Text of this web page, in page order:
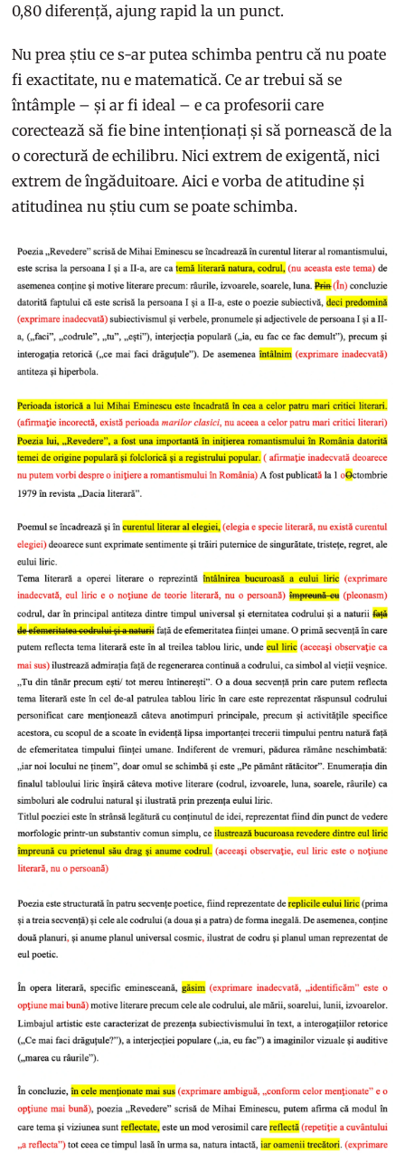
0,80 diferență, ajung rapid la un punct.
Nu prea știu ce s-ar putea schimba pentru că nu poate
fi exactitate, nu e matematică. Ce ar trebui să se
întâmple – și ar fi ideal – e ca profesorii care
corectează să fie bine intenționați și să pornească de la
o corectură de echilibru. Nici extrem de exigentă, nici
extrem de îngăduitoare. Aici e vorba de atitudine și
atitudinea nu știu cum se poate schimba.